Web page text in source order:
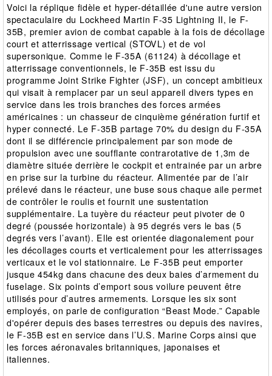
Voici la réplique fidèle et hyper-détaillée d'une autre version
spectaculaire du Lockheed Martin F-35 Lightning II, le F-
35B, premier avion de combat capable à la fois de décollage
court et atterrissage vertical (STOVL) et de vol
supersonique. Comme le F-35A (61124) à décollage et
atterrissage conventionnels, le F-35B est issu du
programme Joint Strike Fighter (JSF), un concept ambitieux
qui visait à remplacer par un seul appareil divers types en
service dans les trois branches des forces armées
américaines : un chasseur de cinquième génération furtif et
hyper connecté. Le F-35B partage 70% du design du F-35A
dont il se différencie principalement par son mode de
propulsion avec une soufflante contrarotative de 1,3m de
diamètre située derrière le cockpit et entrainée par un arbre
en prise sur la turbine du réacteur. Alimentée par de l’air
prélevé dans le réacteur, une buse sous chaque aile permet
de contrôler le roulis et fournit une sustentation
supplémentaire. La tuyère du réacteur peut pivoter de 0
degré (poussée horizontale) à 95 degrés vers le bas (5
degrés vers l’avant). Elle est orientée diagonalement pour
les décollages courts et verticalement pour les atterrissages
verticaux et le vol stationnaire. Le F-35B peut emporter
jusque 454kg dans chacune des deux baies d’armement du
fuselage. Six points d’emport sous voilure peuvent être
utilisés pour d’autres armements. Lorsque les six sont
employés, on parle de configuration “Beast Mode.” Capable
d'opérer depuis des bases terrestres ou depuis des navires,
le F-35B est en service dans l’U.S. Marine Corps ainsi que
les forces aéronavales britanniques, japonaises et
italiennes.